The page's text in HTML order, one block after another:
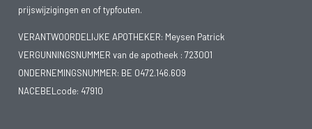
prijswijzigingen en of typfouten.
VERANTWOORDELIJKE APOTHEKER: Meysen Patrick
VERGUNNINGSNUMMER van de apotheek : 723001
ONDERNEMINGSNUMMER: BE 0472.146.609
NACEBELcode: 47910